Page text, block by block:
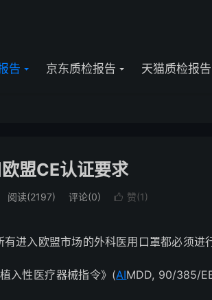
告 京东质检报告 天猫质检报告
盟CE认证要求
阅读(2197) 评论(0)  赞(1)
有进入欧盟市场的外科医用口罩都必须进
入性医疗器械指令》(AIMDD, 90/385/